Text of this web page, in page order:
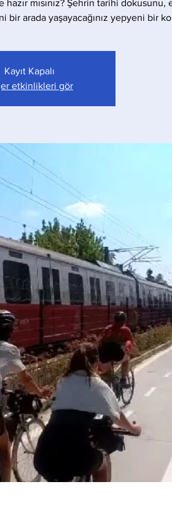
mısınız? Şehrin tarihi dokusunu,
bir arada yaşayacağınız yepyeni bir
Kayıt Kapalı
etkinlikleri gör